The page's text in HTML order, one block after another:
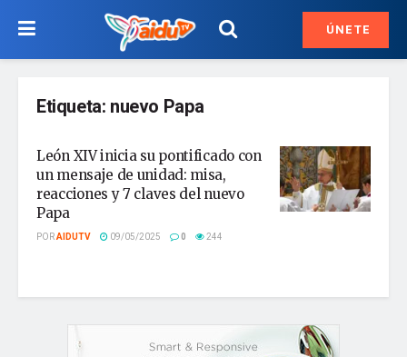
ÚNETE
Etiqueta: nuevo Papa
León XIV inicia su pontificado con
un mensaje de unidad: misa,
reacciones y 7 claves del nuevo
Papa
PORAIDUTV 09/05/2025 0 244